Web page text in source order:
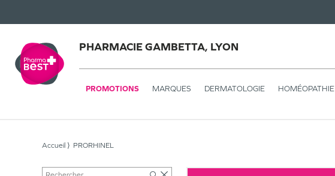
PHARMACIE GAMBETTA, LYON
PROMOTIONS MARQUES DERMATOLOGIE HOMÉOPATHIE
Accueil PRORHINEL